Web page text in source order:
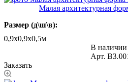
Малая архитектурная
Размер (д\ш\в):
0,9х0,9х0,5м
В наличии
Арт.
Заказать